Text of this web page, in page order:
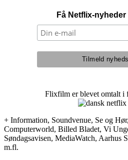
Få Netflix-
Flixfilm er blevet omtalt i
+ Information, Soundvenue, Se og
Computerworld, Billed Bladet, Vi
Søndagsavisen, MediaWatch, Aarhus
m.fl.